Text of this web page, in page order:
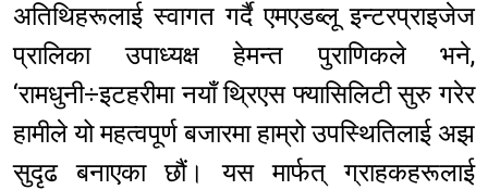
अतिथिहरूलाई स्वागत गर्दै एमएडब्लू इन्टरप्राइजेज
प्रालिका उपाध्यक्ष हेमन्त पुराणिकले भने,
‘रामधुनी÷इटहरीमा नयाँ थ्रिएस फ्यासिलिटी सुरु गरेर
हामीले यो महत्वपूर्ण बजारमा हाम्रो उपस्थितिलाई अझ
सुदृढ बनाएका छौं। यस मार्फत् ग्राहकहरूलाई